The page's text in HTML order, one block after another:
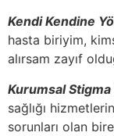
Kendi Kendine
hasta biriyim,
alırsam zayıf
Kurumsal Stigma
sağlığı
sorunları olan